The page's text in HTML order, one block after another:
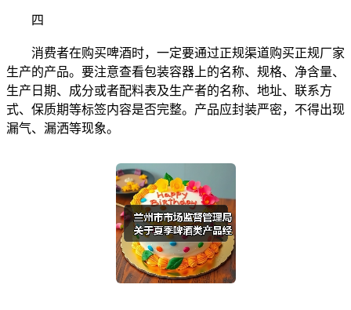
四
消费者在购买啤酒时，一定要通过正规渠道购买正规厂家
生产的产品。要注意查看包装容器上的名称、规格、净含量、
生产日期、成分或者配料表及生产者的名称、地址、联系方
式、保质期等标签内容是否完整。产品应封装严密，不得出现
漏气、漏洒等现象。